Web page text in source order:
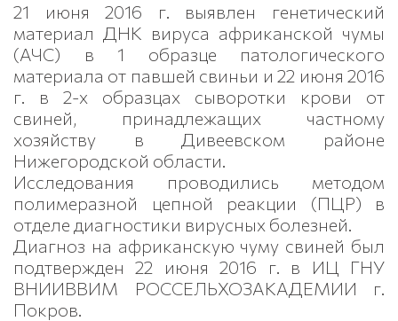
21 июня 2016 г. выявлен генетический
материал ДНК вируса африканской чумы
(АЧС) в 1 образце патологического
материала от павшей свиньи и 22 июня 2016
г. в 2-х образцах сыворотки крови от
свиней, принадлежащих частному
хозяйству в Дивеевском районе
Нижегородской области.
Исследования проводились методом
полимеразной цепной реакции (ПЦР) в
отделе диагностики вирусных болезней.
Диагноз на африканскую чуму свиней был
подтвержден 22 июня 2016 г. в ИЦ ГНУ
ВНИИВВИМ РОССЕЛЬХОЗАКАДЕМИИ г.
Покров.